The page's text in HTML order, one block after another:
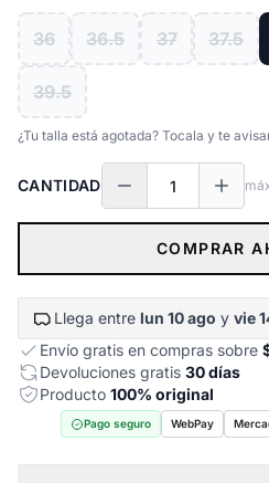
36 36.5 37 37.5
39.5
¿Tu talla está agotada? Tocala y te
CANTIDAD
COMPRAR
Llega entre lun 10 ago y vie
Envío gratis en compras sobre
Devoluciones gratis 30 días
Producto 100% original
Pago seguro WebPay